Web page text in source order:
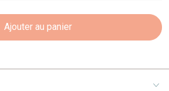
Ajouter au panier